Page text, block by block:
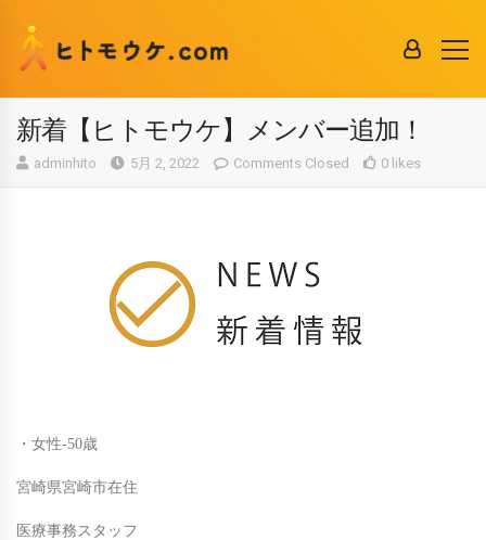
新着【ヒトモウケ】メンバー追加！
adminhito 5月 2, 2022 Comments Closed 0 likes
・女性-50歳
宮崎県宮崎市在住
医療事務スタッフ